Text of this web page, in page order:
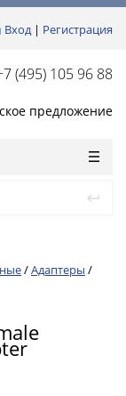
Вход| Регистрация
(495) 105 96 88
предложение
/Адаптеры /